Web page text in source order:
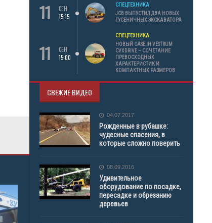
11
СЕН
15:15
СПЕЦТЕХНИКА
JCB ВЫПУСТИЛ ДВА НОВЫХ
ГУСЕНИЧНЫХ ЭКСКАВАТОРА
11
СЕН
15:00
СПЕЦТЕХНИКА
НОВЫЙ CASE IH VESTRUM
CVXDRIVE – СОЧЕТАНИЕ
ПРЕВОСХОДНЫХ
ХАРАКТЕРИСТИК И
КОМПАКТНЫХ РАЗМЕРОВ
СВЕЖИЕ ВИДЕО
04.07.2017
Рожденные в рубашке:
чудесные спасения, в
которые сложно поверить
08.09.2016
Удивительное
оборудование по посадке,
пересадке и обрезанию
деревьев